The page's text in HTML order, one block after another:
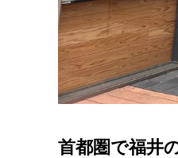
首都圏で福井